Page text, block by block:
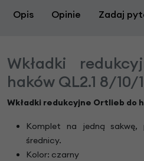
Opis Opinie Zadaj
Wkładki
haków QL2.1 8/10/
Wkładki redukcyjne Ortlieb do
Komplet na jedną
średnicy.
Kolor: czarny